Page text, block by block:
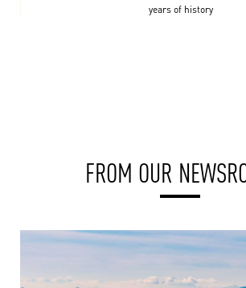
years of history
FROM OUR